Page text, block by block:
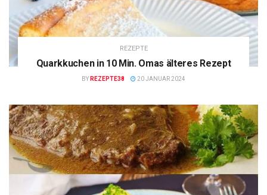
REZEPTE
Quarkkuchen in 10 Min. Omas älteres Rezept
BY REZEPTE38 20 JANUAR 2024